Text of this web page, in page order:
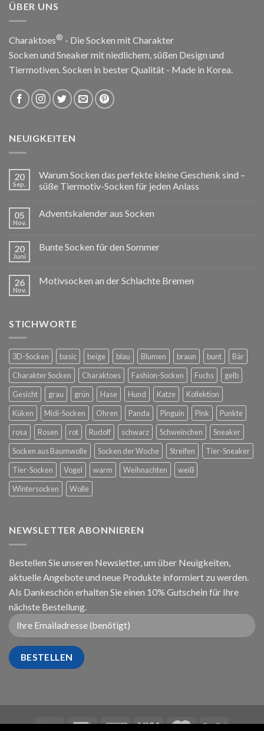
ÜBER UNS
Charaktoes® - Die Socken mit Charakter
Socken und Sneaker mit niedlichem, süßen Design und
Tiermotiven. Socken in bester Qualität - Made in Korea.
NEUIGKEITEN
20
Sep.
Warum Socken das perfekte kleine Geschenk sind –
süße Tiermotiv-Socken für jeden Anlass
05
Nov.
Adventskalender aus Socken
20
Juni
Bunte Socken für den Sommer
26
Nov.
Motivsocken an der Schlachte Bremen
STICHWORTE
3D-Socken basic beige blau Blumen braun bunt
Bär
Charakter Socken
Charaktoes Fashion-Socken Fuchs
gelb
Gesicht
grau grün Hase Hund Katze
Kollektion
Küken
Midi-Socken Ohren Panda Pinguin Pink
Punkte
rosa
Rosen rot Rudolf schwarz Schweinchen
Sneaker
Socken aus Baumwolle
Socken der Woche Streifen
Tier-Sneaker
Tier-Socken
Vogel warm Weihnachten
weiß
Wintersocken
Wolle
NEWSLETTER ABONNIEREN
Bestellen Sie unseren Newsletter, um über Neuigkeiten,
aktuelle Angebote und neue Produkte informiert zu werden.
Als Dankeschön erhalten Sie einen 10% Gutschein für Ihre
nächste Bestellung.